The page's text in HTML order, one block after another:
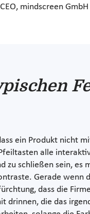
CEO, mindscreen GmbH
ein Produkt nicht
alle
zu schließen sein,
Gerade
dass die
drinnen, die das